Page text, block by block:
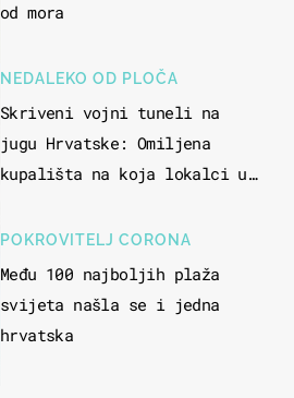
od mora
NEDALEKO OD PLOČA
Skriveni vojni tuneli na
jugu Hrvatske: Omiljena
kupališta na koja lokalci u
u more
POKROVITELJ CORONA
Među 100 najboljih plaža
svijeta našla se i jedna
hrvatska